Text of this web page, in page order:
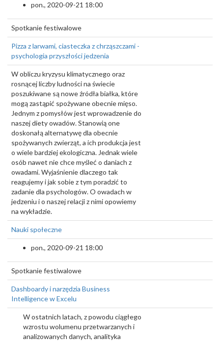
pon., 2020-09-21 18:00
Spotkanie festiwalowe
Pizza z larwami, ciasteczka z chrząszczami -
psychologia przyszłości jedzenia
W obliczu kryzysu klimatycznego oraz
rosnącej liczby ludności na świecie
poszukiwane są nowe źródła białka, które
mogą zastąpić spożywane obecnie mięso.
Jednym z pomysłów jest wprowadzenie do
naszej diety owadów. Stanowią one
doskonałą alternatywę dla obecnie
spożywanych zwierząt, a ich produkcja jest
o wiele bardziej ekologiczna. Jednak wiele
osób nawet nie chce myśleć o daniach z
owadami. Wyjaśnienie dlaczego tak
reagujemy i jak sobie z tym poradzić to
zadanie dla psychologów. O owadach w
jedzeniu i o naszej relacji z nimi opowiemy
na wykładzie.
Nauki społeczne
pon., 2020-09-21 18:00
Spotkanie festiwalowe
Dashboardy i narzędzia Business
Intelligence w Excelu
W ostatnich latach, z powodu ciągłego
wzrostu wolumenu przetwarzanych i
analizowanych danych, analityka